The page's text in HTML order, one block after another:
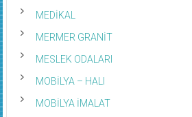
MEDİKAL
MERMER GRANİT
MESLEK ODALARI
MOBİLYA – HALI
MOBİLYA İMALAT